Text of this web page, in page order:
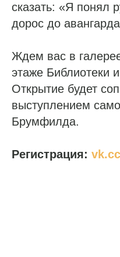
сказать: «Я понял
дорос до
Ждем вас в
этаже Библиотеки
Открытие будет
выступлением
Брумфилда.
Регистрация: